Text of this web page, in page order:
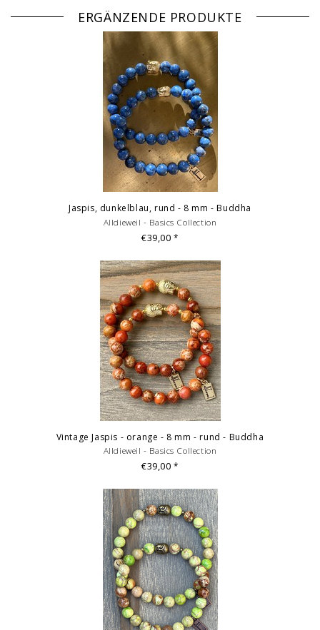
ERGÄNZENDE PRODUKTE
Jaspis, dunkelblau, rund - 8 mm - Buddha
Alldieweil - Basics Collection
€39,00*
Vintage Jaspis - orange - 8 mm - rund - Buddha
Alldieweil - Basics Collection
€39,00*